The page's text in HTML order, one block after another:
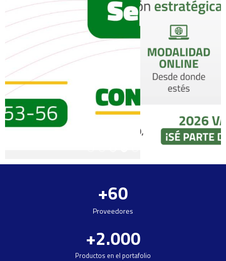
Proveedores
+60
Productos en el portafolio​
+2.000